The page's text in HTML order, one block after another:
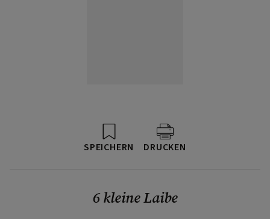
SPEICHERN DRUCKEN
6 kleine Laibe